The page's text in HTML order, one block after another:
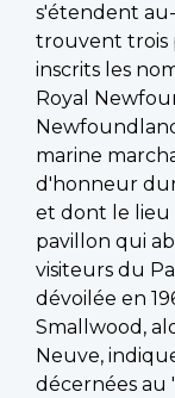
s'étendent
trouvent trois
inscrits les
Royal
marine
d'honneur
et dont le lieu
pavillon qui
visiteurs du
dévoilée en
Smallwood,
Neuve,
décernées au